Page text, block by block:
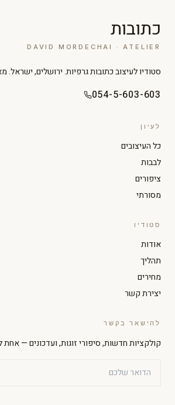
כתובות
DAVID MORDECHAI · ATELIER
סטודיו לעיצוב כתובות גרפיות. ירושלים, ישראל. מאז
054-5-603-603
לעיון
כל העיצובים
לבבות
ציפורים
מסורתי
סטודיו
אודות
תהליך
מחירים
יצירת קשר
להישאר בקשר
קולקציות חדשות, סיפורי זוגות, ועדכונים —